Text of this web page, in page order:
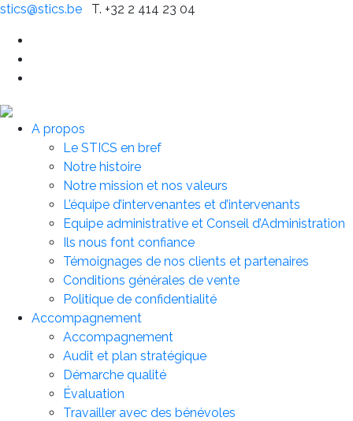
stics@stics.be T. +32 2 414 23 04
A propos
Le STICS en bref
Notre histoire
Notre mission et nos valeurs
L’équipe d’intervenantes et d’intervenants
Equipe administrative et Conseil d’Administration
Ils nous font confiance
Témoignages de nos clients et partenaires
Conditions générales de vente
Politique de confidentialité
Accompagnement
Accompagnement
Audit et plan stratégique
Démarche qualité
Évaluation
Travailler avec des bénévoles